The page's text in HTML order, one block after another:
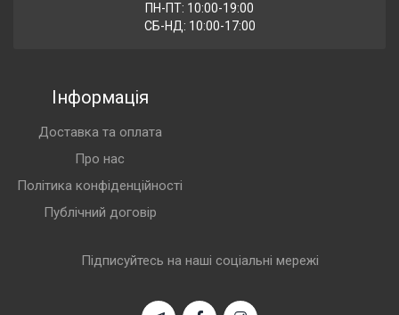
ПН-ПТ: 10:00-19:00
СБ-НД: 10:00-17:00
Інформація
Доставка та оплата
Про нас
Політика конфіденційності
Публічний договір
Підписуйтесь на наші соціальні мережі